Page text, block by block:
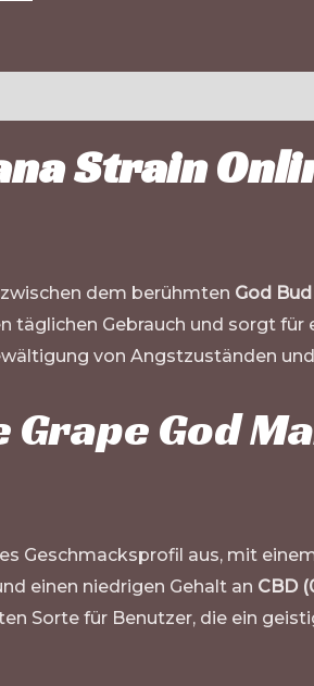
Strain
dem berühmten God Bud
Gebrauch und sorgt für
von Angstzuständen
God
Geschmacksprofil aus, mit
einen niedrigen Gehalt an CBD
Sorte für Benutzer, die ein